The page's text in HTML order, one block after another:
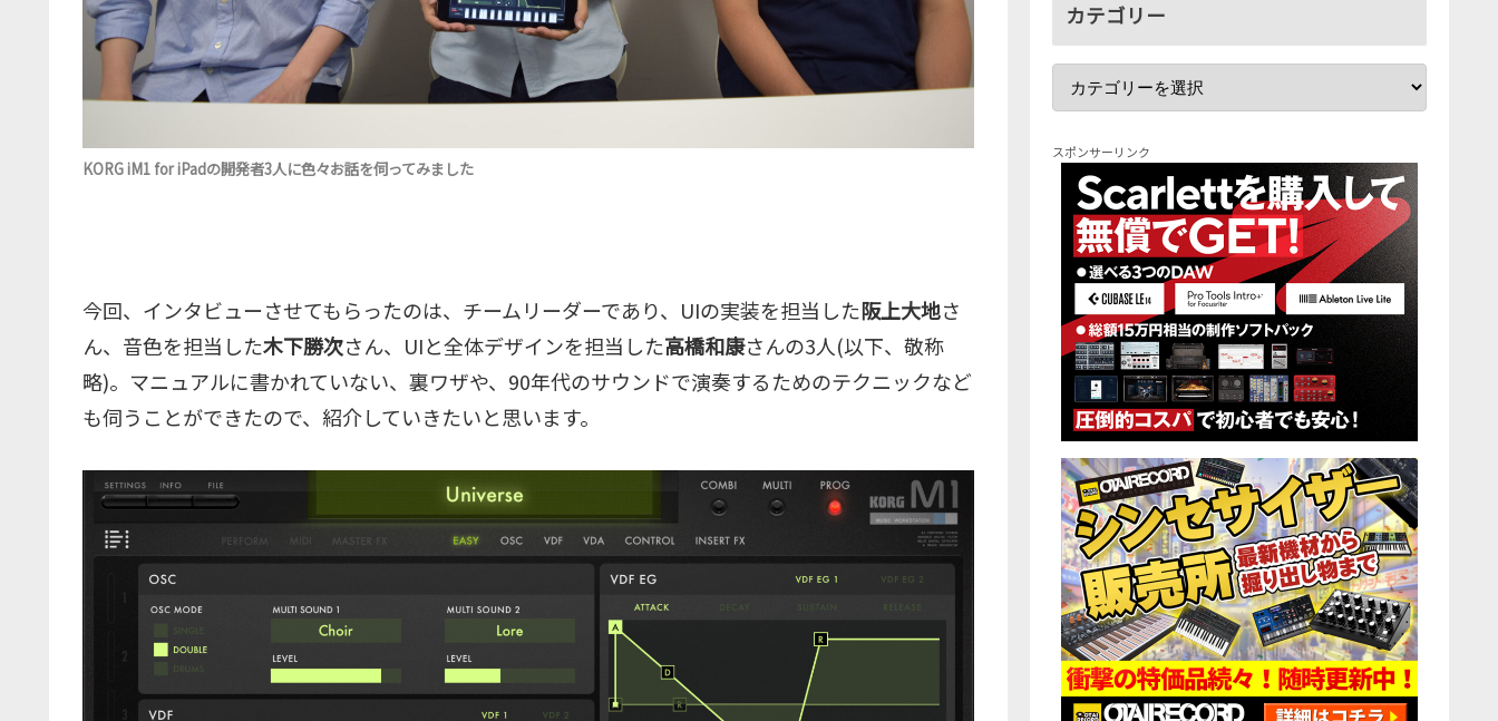
KORG iM1 for iPadの開発者3人に色々お話を伺ってみました
今回、インタビューさせてもらったのは、チームリーダーであり、UIの実装を担当した阪上大地さ
ん、音色を担当した木下勝次さん、UIと全体デザインを担当した高橋和康さんの3人(以下、敬称
略)。マニュアルに書かれていない、裏ワザや、90年代のサウンドで演奏するためのテクニックなど
も伺うことができたので、紹介していきたいと思います。
カテゴリー
スポンサーリンク